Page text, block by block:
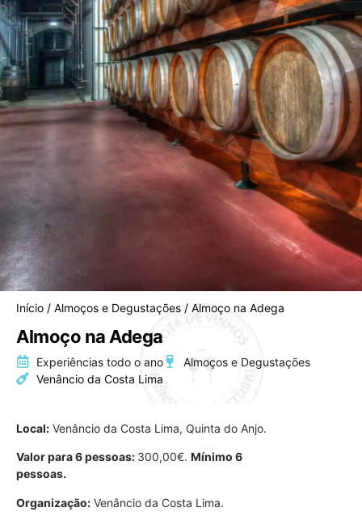
Início / Almoços e Degustações / Almoço na Adega
Almoço na Adega
Experiências todo o ano
Almoços e Degustações
Venâncio da Costa Lima
Local: Venâncio da Costa Lima, Quinta do Anjo.
Valor para 6 pessoas: 300,00€. Mínimo 6
pessoas.
Organização: Venâncio da Costa Lima.